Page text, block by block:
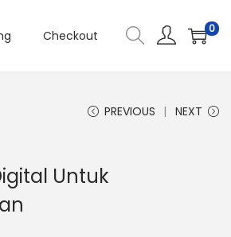
Checkout 0
PREVIOUS NEXT
Untuk